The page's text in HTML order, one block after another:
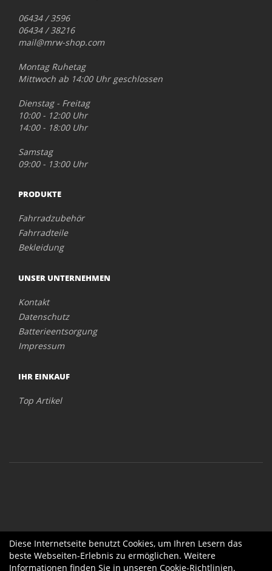
06434 / 3596
06434 / 38216
mail@mrw-shop.com
Montag Ruhetag
Mittwoch ab 14:00 Uhr geschlossen
Dienstag - Freitag
10:00 - 12:00 Uhr
14:00 - 18:00 Uhr
Samstag
09:00 - 13:00 Uhr
PRODUKTE
Fahrradzubehör
Fahrradteile
Bekleidung
UNSER UNTERNEHMEN
Kontakt
Datenschutz
Batterieentsorgung
Impressum
IHR EINKAUF
Top Artikel
Diese Internetseite benutzt Cookies, um Ihren Lesern das
beste Webseiten-Erlebnis zu ermöglichen. Weitere
Informationen finden Sie in unseren Cookie-Richtlinien.